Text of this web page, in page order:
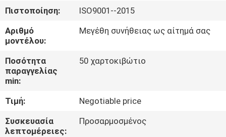
ΓΎΡΟΣ
ΕΡΓΟΣΤΑΣΊΩΝ
ΠΟΙΟΤΙΚΌΣ
ΈΛΕΓΧΟΣ
ΜΑΣ
ΕΛΆΤΕ
Πιστοποίηση:
ISO9001--2015
Αριθμό
μοντέλου:
Μεγέθη συνήθειας ως αίτημά σας
Ποσότητα
παραγγελίας
min:
50 χαρτοκιβώτιο
Τιμή:
Negotiable price
Συσκευασία
λεπτομέρειες:
Προσαρμοσμένος